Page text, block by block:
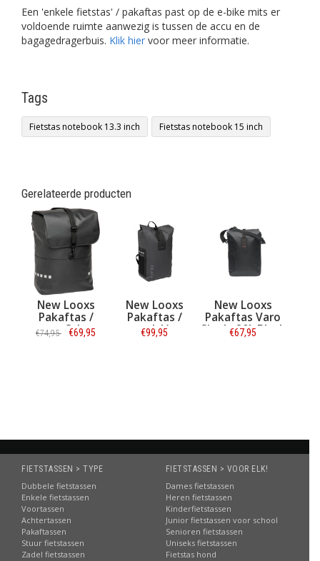
Een 'enkele fietstas' / pakaftas past op de e-bike mits er
voldoende ruimte aanwezig is tussen de accu en de
bagagedragerbuis. Klik hier voor meer informatie.
Tags
Fietstas notebook 13.3 inch Fietstas notebook 15 inch
Gerelateerde producten
New Looxs
Pakaftas /
rugtas Odense
Backpack 18L
€74,95 €69,95
New Looxs
Pakaftas /
rugzak Varo
Backpack 22L
€99,95
New Looxs
Pakaftas Varo
Single 20L Black
€67,95
FIETSTASSEN > TYPE
Dubbele fietstassen
Enkele fietstassen
Voortassen
Achtertassen
Pakaftassen
Stuur fietstassen
Zadel fietstassen
FIETSTASSEN > VOOR ELK!
Dames fietstassen
Heren fietstassen
Kinderfietstassen
Junior fietstassen voor school
Senioren fietstassen
Uniseks fietstassen
Fietstas hond